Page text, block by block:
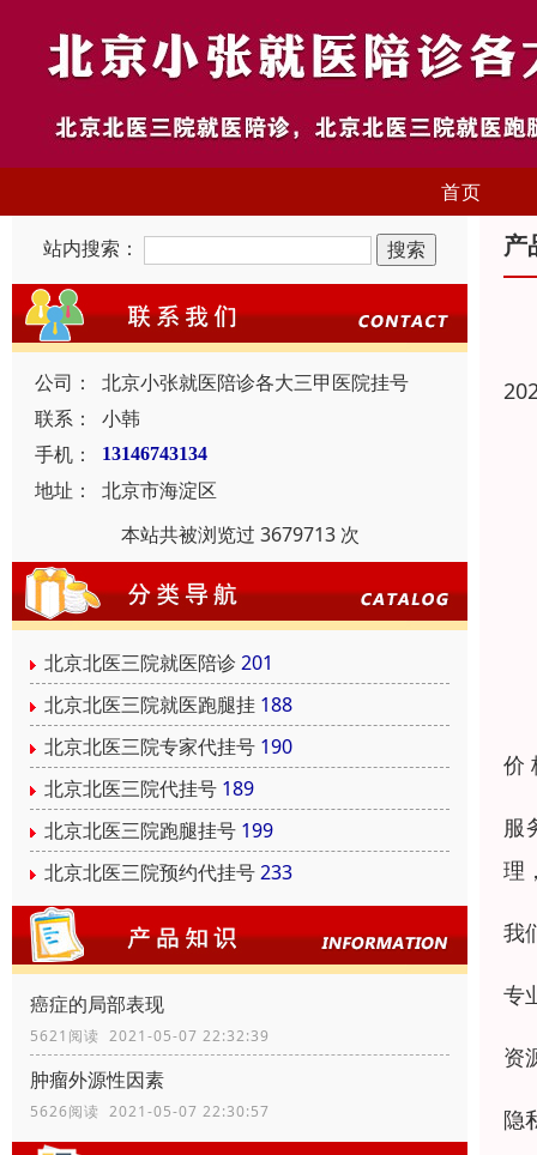
首页
站内搜索：
公司：
北京小张就医陪诊各大三甲医院挂号
联系：
小韩
手机：
13146743134
地址：
北京市海淀区
本站共被浏览过 3679713 次
北京北医三院就医陪诊201
北京北医三院就医跑腿挂 188
北京北医三院专家代挂号 190
北京北医三院代挂号 189
北京北医三院跑腿挂号 199
北京北医三院预约代挂号233
癌症的局部表现
5621阅读 2021-05-07 22:32:39
肿瘤外源性因素
5626阅读 2021-05-07 22:30:57
产
价
服
理
我
专
资
隐